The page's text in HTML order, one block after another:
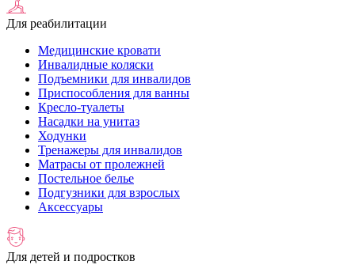
Для реабилитации
Медицинские кровати
Инвалидные коляски
Подъемники для инвалидов
Приспособления для ванны
Кресло-туалеты
Насадки на унитаз
Ходунки
Тренажеры для инвалидов
Матрасы от пролежней
Постельное белье
Подгузники для взрослых
Аксессуары
Для детей и подростков